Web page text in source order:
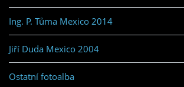
Ing. P. Tůma Mexico 2014
Jiří Duda Mexico 2004
Ostatní fotoalba